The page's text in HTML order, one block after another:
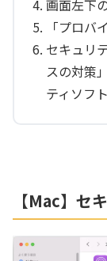
画面左下
「プロバ
セキュリ
スの対策
ティソフ
【Mac】セ